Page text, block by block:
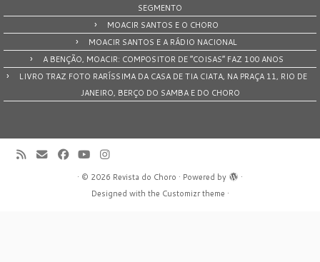
SEGMENTO
MOACIR SANTOS E O CHORO
MOACIR SANTOS E A RÁDIO NACIONAL
A BENÇÃO, MOACIR: COMPOSITOR DE “COISAS” FAZ 100 ANOS
LIVRO TRAZ FOTO RARÍSSIMA DA CASA DE TIA CIATA, NA PRAÇA 11, RIO DE
JANEIRO, BERÇO DO SAMBA E DO CHORO
· © 2026 Revista do Choro · Powered by
·
Designed with the Customizr theme ·